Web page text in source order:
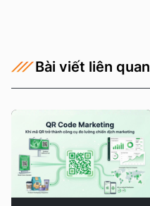
Bài viết liên quan